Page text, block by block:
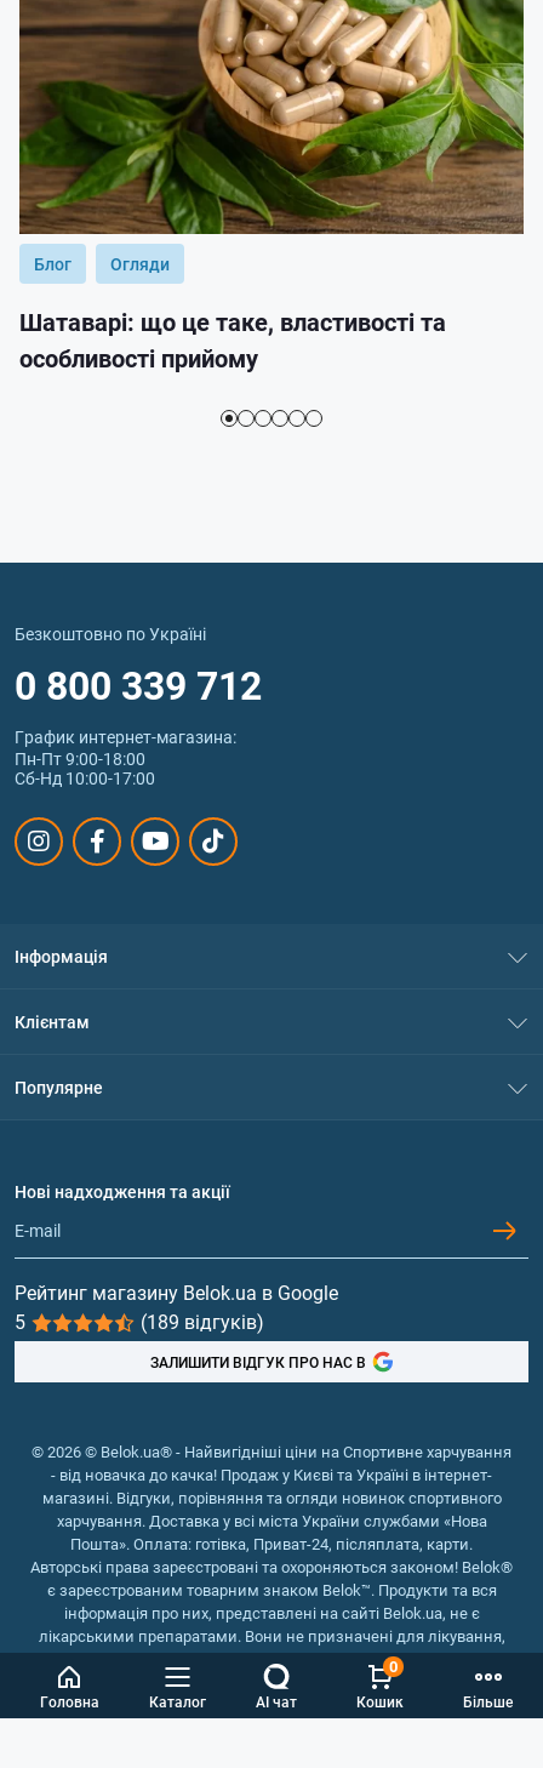
Головна Каталог AI чат Кошик
0
Більше
Блог Огляди
Шатаварі: що це таке, властивості та
особливості прийому
Безкоштовно по Україні
0 800 339 712
График интернет‑магазина:
Пн-Пт 9:00-18:00
Сб-Нд 10:00-17:00
Інформація
Політика конфіденційності
Обмін та повернення
Клієнтам
Популярне
Протеїн
Гейнери
Вітаміни та мінерали
Риб'ячий жир, жирні кислоти
Нові надходження та акції
Рейтинг магазину Belok.ua в Google
5
(189 відгуків)
ЗАЛИШИТИ ВІДГУК ПРО НАС В
© 2026 © Belok.ua® - Найвигідніші ціни на Спортивне харчування
- від новачка до качка! Продаж у Києві та Україні в інтернет-
магазині. Відгуки, порівняння та огляди новинок спортивного
харчування. Доставка у всі міста України службами «Нова
Пошта». Оплата: готівка, Приват-24, післяплата, карти.
Авторські права зареєстровані та охороняються законом! Belok®
є зареєстрованим товарним знаком Belok™. Продукти та вся
інформація про них, представлені на сайті Belok.ua, не є
лікарськими препаратами. Вони не призначені для лікування,
зняття симптомів та запобігання хворобам.
Інтернет магазин Belok.ua
Інтернет магазин спортивного
харчування